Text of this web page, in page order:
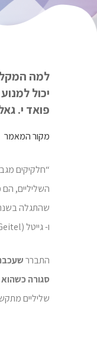
למה
יכול
פואד י.
מקור המאמר
“חלקיקים
השליליים,
ו- גייטל (Elsterand Geitel ).
התברר
סגורה כשהוא
שליליים